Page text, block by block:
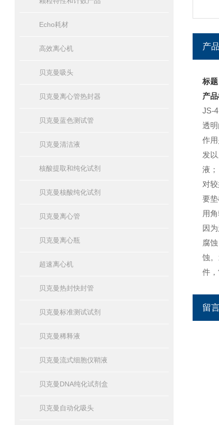
Echo耗材
高效离心机
贝克曼吸头
贝克曼离心管热封器
贝克曼蓝色测试管
贝克曼清洁液
核酸提取和纯化试剂
贝克曼核酸纯化试剂
贝克曼离心管
贝克曼离心瓶
超速离心机
贝克曼热封快封管
贝克曼标准测试试剂
贝克曼稀释液
贝克曼流式细胞仪鞘液
贝克曼DNA纯化试剂盒
贝克曼自动化吸头
产
标
产
JS-
透
作
发
液
对
要
用
因
腐
蚀
件
留